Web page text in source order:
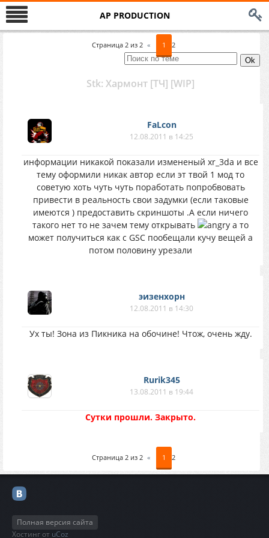
AP PRODUCTION
Страница 2 из 2 « 1 2
Stk: Хармонт [ТЧ] [WIP]
FaLcon
12.08.2011 в 14:25
информации никакой показали измененый xr_3da и все
тему оформили никак автор если эт твой 1 мод то
советую хоть чуть чуть поработать попробвовать
привести в реальность свои задумки (если таковые
имеются ) предоставить скриншоты .А если ничего
такого нет то не зачем тему открывать
а то
может получиться как с GSC пообещали кучу вещей а
потом половину урезали
эизенхорн
12.08.2011 в 14:30
Ух ты! Зона из Пикника на обочине! Чтож, очень жду.
Rurik345
13.08.2011 в 19:44
Сутки прошли. Закрыто.
Страница 2 из 2 « 1 2
Полная версия сайта
Хостинг от uCoz